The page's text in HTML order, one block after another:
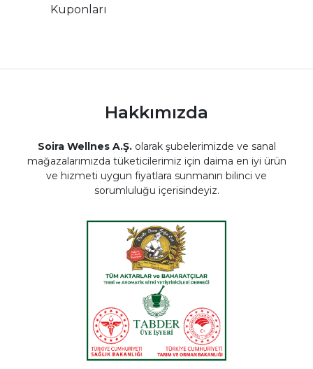
Kuponları
Hakkımızda
Soira Wellnes A.Ş.olarak şubelerimizde ve sanal
mağazalarımızda tüketicilerimiz için daima en iyi ürün
ve hizmeti uygun fiyatlara sunmanın bilinci ve
sorumluluğu içerisindeyiz.